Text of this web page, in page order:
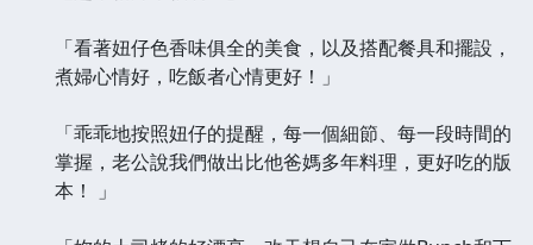
「看著妞仔色香味俱全的美食，以及搭配餐具和擺設，
煮婦心情好，吃飯者心情更好！」
「乖乖地按照妞仔的提醒，每一個細節、每一段時間的
掌握，老公說我們做出比他爸媽多年料理，更好吃的版
本！ 」